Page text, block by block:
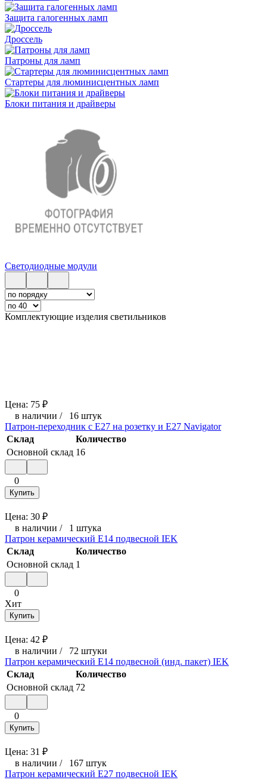
Защита галогенных ламп
Дроссель
Патроны для ламп
Стартеры для люминисцентных ламп
Блоки питания и драйверы
Светодиодные модули
Комплектующие изделия светильников
Цена: 75 ₽
в наличии / 16 штук
Патрон-переходник с E27 на розетку и E27 Navigator
Склад
Количество
Основной склад 16
0
Купить
Цена: 30 ₽
в наличии / 1 штука
Патрон керамический E14 подвесной IEK
Склад
Количество
Основной склад 1
0
Хит
Купить
Цена: 42 ₽
в наличии / 72 штуки
Патрон керамический E14 подвесной (инд. пакет) IEK
Склад
Количество
Основной склад 72
0
Купить
Цена: 31 ₽
в наличии / 167 штук
Патрон керамический E27 подвесной IEK